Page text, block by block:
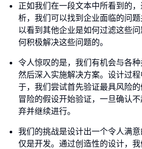
正如我们在一段文本中所看到的
析，我们可以找到企业面临的问
以看到其他企业是如何过滤这些
何积极解决这些问题的。
令人惊叹的是，我们有机会与各种
然后深入实施解决方案。设计过
于，我们尝试首先验证最具风险
冒险的假设开始验证，一旦确认
弃并继续进行。
我们的挑战是设计出一个令人满
仅是开发。通过创造性的设计，